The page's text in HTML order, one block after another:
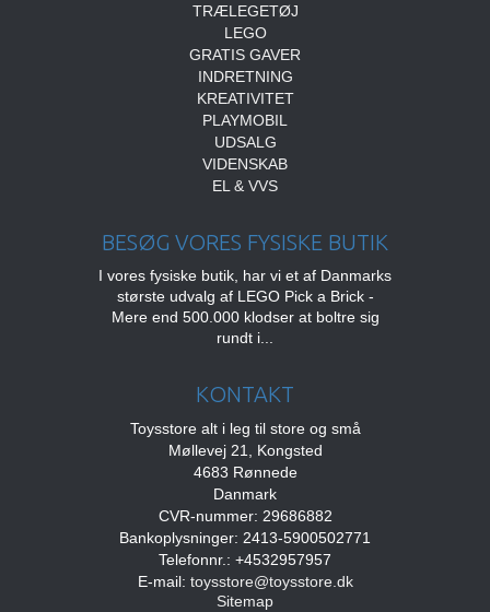
TRÆLEGETØJ
LEGO
GRATIS GAVER
INDRETNING
KREATIVITET
PLAYMOBIL
UDSALG
VIDENSKAB
EL & VVS
BESØG VORES FYSISKE BUTIK
I vores fysiske butik, har vi et af Danmarks
største udvalg af LEGO Pick a Brick -
Mere end 500.000 klodser at boltre sig
rundt i...
KONTAKT
Toysstore alt i leg til store og små
Møllevej 21, Kongsted
4683 Rønnede
Danmark
CVR-nummer: 29686882
Bankoplysninger: 2413-5900502771
Telefonnr.: +4532957957
E-mail: toysstore@toysstore.dk
Sitemap